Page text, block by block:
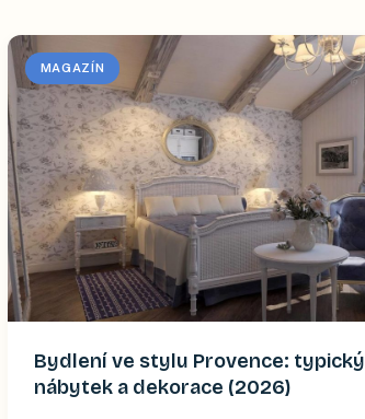
MAGAZÍN
Bydlení ve stylu Provence: typický
nábytek a dekorace (2026)